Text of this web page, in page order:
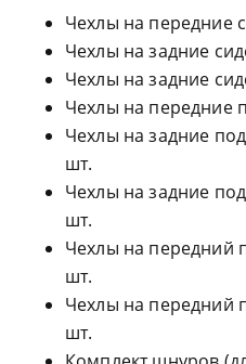
Чехлы на передние
Чехлы на задние
Чехлы на задние
Чехлы на передние
Чехлы на задние
шт.
Чехлы на задние
шт.
Чехлы на передний
шт.
Чехлы на передний
шт.